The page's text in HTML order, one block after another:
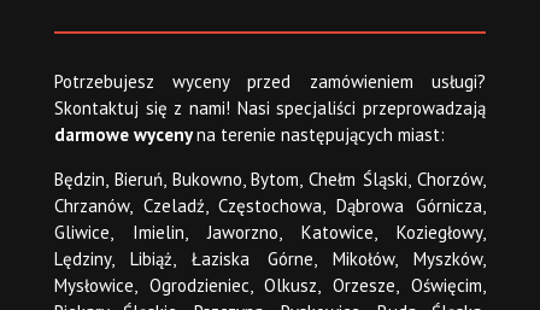
Potrzebujesz wyceny przed zamówieniem usługi?
Skontaktuj się z nami! Nasi specjaliści przeprowadzają
darmowe wycenyna terenie następujących miast:
Będzin, Bieruń, Bukowno, Bytom, Chełm Śląski, Chorzów,
Chrzanów, Czeladź, Częstochowa, Dąbrowa Górnicza,
Gliwice, Imielin, Jaworzno, Katowice, Koziegłowy,
Lędziny, Libiąż, Łaziska Górne, Mikołów, Myszków,
Mysłowice, Ogrodzieniec, Olkusz, Orzesze, Oświęcim,